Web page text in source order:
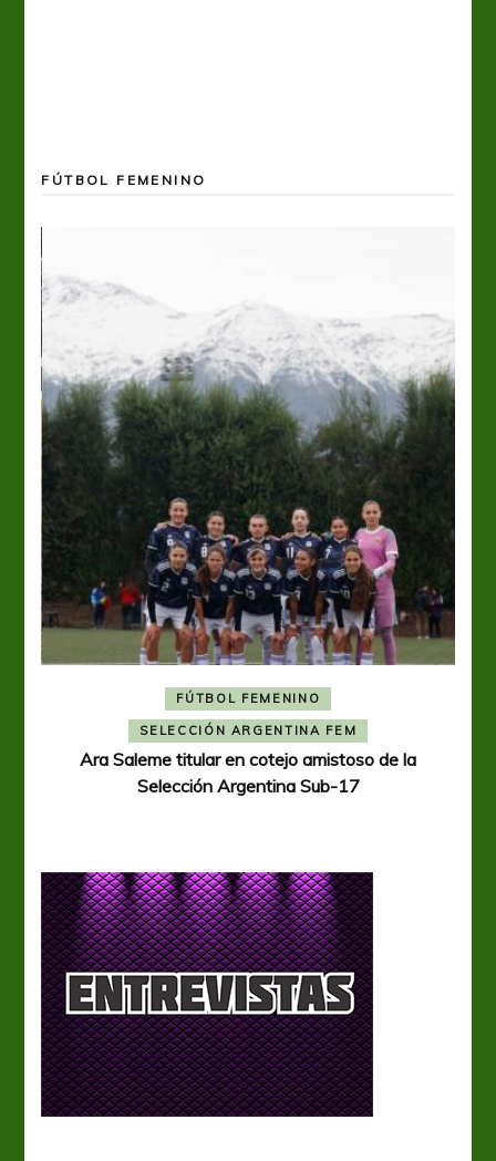
FÚTBOL FEMENINO
FÚTBOL FEMENINO
SELECCIÓN ARGENTINA FEM
Ara Saleme titular en cotejo amistoso de la
Selección Argentina Sub-17